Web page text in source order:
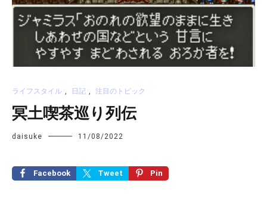
ライフスタイル , 日記 , 注目のトピック
冥土喫茶巡り列伝
daisuke 11/08/2022
Facebook Tweet Pin